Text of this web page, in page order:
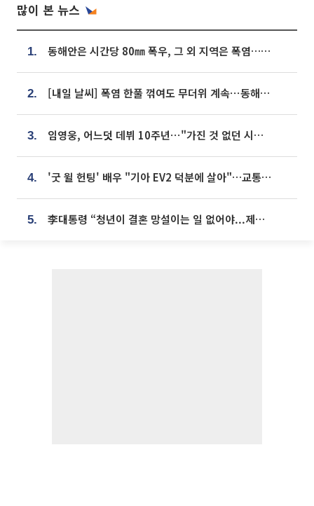
많이 본 뉴스
1. 동해안은 시간당 80㎜ 폭우, 그 외 지역은 폭염…‘극과 극 날씨’
2. [내일 날씨] 폭염 한풀 꺾여도 무더위 계속⋯동해안 이틀 연속 비
3. 임영웅, 어느덧 데뷔 10주년⋯"가진 것 없던 시절, 내 앞엔 20명의 팬뿐"
4. '굿 윌 헌팅' 배우 "기아 EV2 덕분에 살아"…교통사고 후 안전성 극찬
5. 李대통령 “청년이 결혼 망설이는 일 없어야...제도상 불이익 조사”